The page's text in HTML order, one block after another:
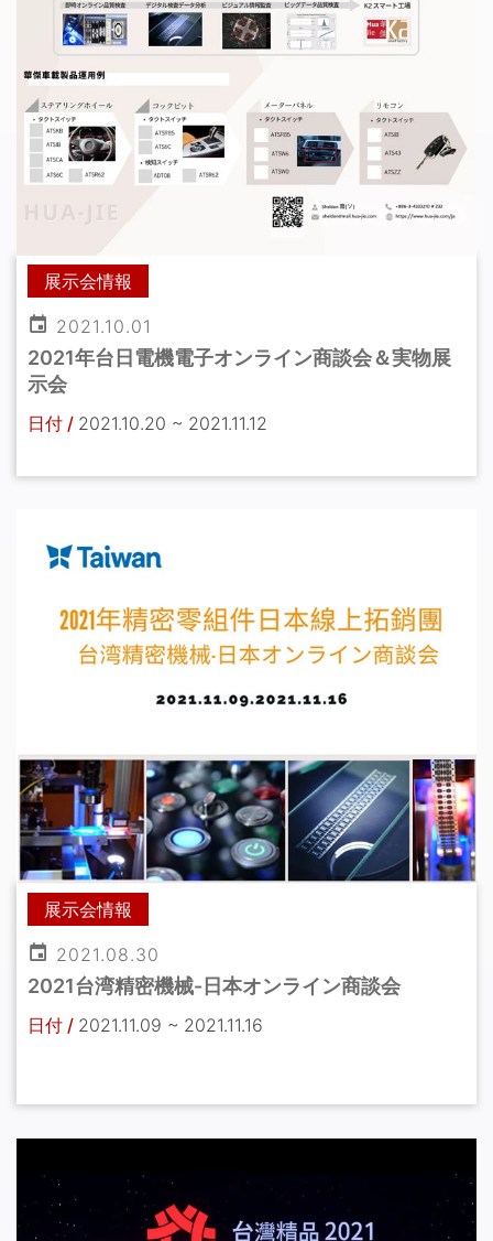
展示会情報
2021.10.01
2021年台日電機電子オンライン商談会＆実物展
示会
日付 / 2021.10.20 ~ 2021.11.12
展示会情報
2021.08.30
2021台湾精密機械-日本オンライン商談会
日付 / 2021.11.09 ~ 2021.11.16